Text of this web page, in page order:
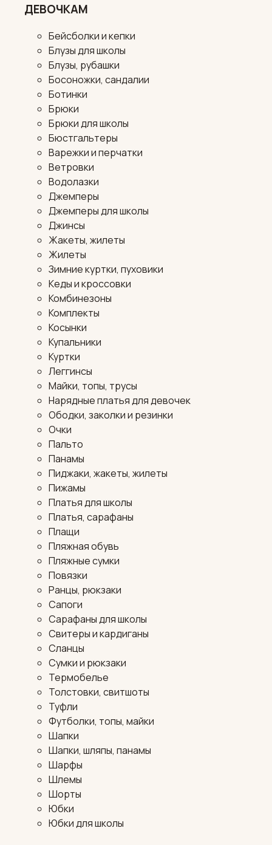
ДЕВОЧКАМ
Бейсболки и кепки
Блузы для школы
Блузы, рубашки
Босоножки, сандалии
Ботинки
Брюки
Брюки для школы
Бюстгальтеры
Варежки и перчатки
Ветровки
Водолазки
Джемперы
Джемперы для школы
Джинсы
Жакеты, жилеты
Жилеты
Зимние куртки, пуховики
Кеды и кроссовки
Комбинезоны
Комплекты
Косынки
Купальники
Куртки
Леггинсы
Майки, топы, трусы
Нарядные платья для девочек
Ободки, заколки и резинки
Очки
Пальто
Панамы
Пиджаки, жакеты, жилеты
Пижамы
Платья для школы
Платья, сарафаны
Плащи
Пляжная обувь
Пляжные сумки
Повязки
Ранцы, рюкзаки
Сапоги
Сарафаны для школы
Свитеры и кардиганы
Сланцы
Сумки и рюкзаки
Термобелье
Толстовки, свитшоты
Туфли
Футболки, топы, майки
Шапки
Шапки, шляпы, панамы
Шарфы
Шлемы
Шорты
Юбки
Юбки для школы